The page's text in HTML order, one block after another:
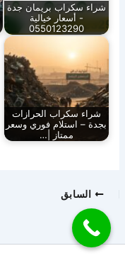
شراء سكراب بريمان جدة
- أسعار خيالية
0550123290
شراء سكراب الحرازات
بجدة – استلام فوري وسعر
ممتاز |…
السابق